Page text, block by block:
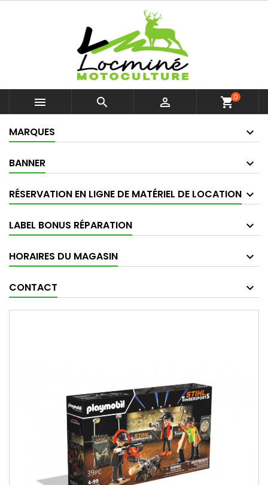
   shopping_cart0
MARQUES
BANNER
RÉSERVATION EN LIGNE DE MATÉRIEL DE LOCATION
LABEL BONUS RÉPARATION
HORAIRES DU MAGASIN
CONTACT